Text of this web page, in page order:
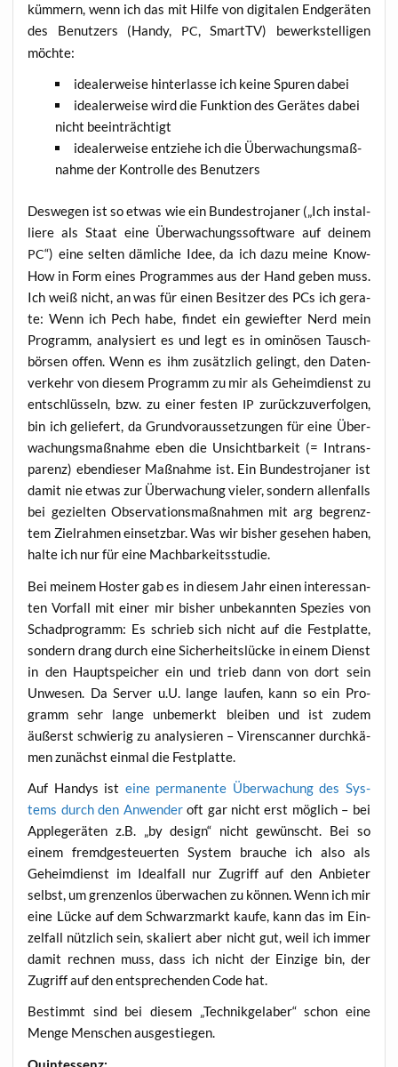
küm­mern, wenn ich das mit Hil­fe von digi­ta­len End­ge­rä­ten
des Benut­zers (Han­dy,
PC, Smart­TV) bewerk­stel­li­gen
möchte:
idea­ler­wei­se hin­ter­las­se ich kei­ne Spu­ren dabei
idea­ler­wei­se wird die Funk­ti­on des Gerä­tes dabei
nicht beeinträchtigt
idea­ler­wei­se ent­zie­he ich die Über­wa­chungs­maß­
nah­me der Kon­trol­le des Benutzers
Des­we­gen ist so etwas wie ein Bun­destro­ja­ner („Ich instal­
lie­re als Staat eine Über­wa­chungs­soft­ware auf dei­nem
PC“) eine sel­ten däm­li­che Idee, da ich dazu mei­ne Know-
How in Form eines Pro­gram­mes aus der Hand geben muss.
Ich weiß nicht, an was für einen Besit­zer des PCs ich gera­
te: Wenn ich Pech habe, fin­det ein gewief­ter Nerd mein
Pro­gramm, ana­ly­siert es und legt es in omi­nö­sen Tausch­
bör­sen offen. Wenn es ihm zusätz­lich gelingt, den Daten­
ver­kehr von die­sem Pro­gramm zu mir als Geheim­dienst zu
ent­schlüs­seln, bzw. zu einer fes­ten IP zurück­zu­ver­fol­gen,
bin ich gelie­fert, da Grund­vor­aus­set­zun­gen für eine Über­
wa­chungs­maß­nah­me eben die Unsicht­bar­keit (= Intrans­
pa­renz) eben­die­ser Maß­nah­me ist. Ein Bun­destro­ja­ner ist
damit nie etwas zur Über­wa­chung vie­ler, son­dern allen­falls
bei geziel­ten Obser­va­ti­ons­maß­nah­men mit arg begrenz­
tem Ziel­rah­men ein­setz­bar. Was wir bis­her gese­hen haben,
hal­te ich nur für eine Machbarkeitsstudie.
Bei mei­nem Hos­ter gab es in die­sem Jahr einen inter­es­san­
ten Vor­fall mit einer mir bis­her unbe­kann­ten Spe­zi­es von
Schad­pro­gramm: Es schrieb sich nicht auf die Fest­plat­te,
son­dern drang durch eine Sicher­heits­lü­cke in einem Dienst
in den Haupt­spei­cher ein und trieb dann von dort sein
Unwe­sen. Da Ser­ver u.U. lan­ge lau­fen, kann so ein Pro­
gramm sehr lan­ge unbe­merkt blei­ben und ist zudem
äußerst schwie­rig zu ana­ly­sie­ren – Viren­scan­ner durch­kä­
men zunächst ein­mal die Festplatte.
Auf Han­dys ist eine per­ma­nen­te Über­wa­chung des Sys­
tems durch den Anwen­deroft gar nicht erst mög­lich – bei
Apple­ge­rä­ten z.B. „by design“ nicht gewünscht. Bei so
einem fremd­ge­steu­er­ten Sys­tem brau­che ich also als
Geheim­dienst im Ide­al­fall nur Zugriff auf den Anbie­ter
selbst, um gren­zen­los über­wa­chen zu kön­nen. Wenn ich mir
eine Lücke auf dem Schwarz­markt kau­fe, kann das im Ein­
zel­fall nütz­lich sein, ska­liert aber nicht gut, weil ich immer
damit rech­nen muss, dass ich nicht der Ein­zi­ge bin, der
Zugriff auf den ent­spre­chen­den Code hat.
Bestimmt sind bei die­sem „Tech­nik­ge­la­ber“ schon eine
Men­ge Men­schen ausgestiegen.